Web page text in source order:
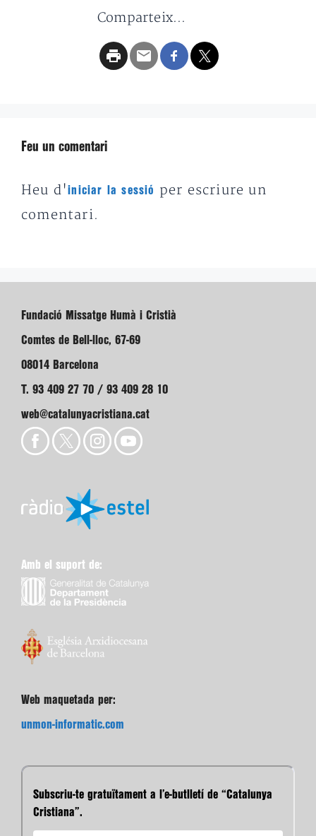
Comparteix...
Feu un comentari
Heu d'iniciar la sessió
per escriure un
comentari.
Fundació Missatge Humà i Cristià
Comtes de Bell-lloc, 67-69
08014 Barcelona
T. 93 409 27 70 / 93 409 28 10
web@catalunyacristiana.cat
Amb el suport de:
Web maquetada per:
unmon-informatic.com
Subscriu-te gratuïtament a l’e-butlletí de “Catalunya
Cristiana”.